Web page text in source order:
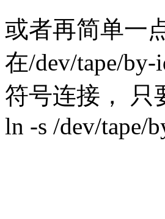
或者再简单一
在/dev/tape/
符号连接， 只
ln -s /dev/tape/